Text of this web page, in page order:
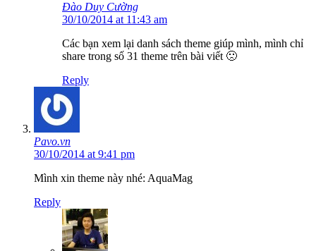
Đào Duy Cường
30/10/2014 at 11:43 am
Các bạn xem lại danh sách theme giúp mình, mình chỉ
share trong số 31 theme trên bài viết 🙁
Reply
Pavo.vn
30/10/2014 at 9:41 pm
Mình xin theme này nhé: AquaMag
Reply